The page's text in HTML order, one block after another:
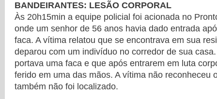
BANDEIRANTES: LESÃO CORPORAL
Às 20h15min a equipe policial foi acionada no
onde um senhor de 56 anos havia dado entrada
faca. A vítima relatou que se encontrava em sua
deparou com um indivíduo no corredor de sua
portava uma faca e que após entrarem em luta
ferido em uma das mãos. A vítima não reconheceu
também não foi localizado.